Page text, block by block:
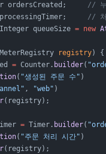
ordersCreated; //
processingTimer; // 처
queueSize = new
registry) {
= Counter. builder(
( "생성된 주문 수" )
, "web"
(registry);
= Timer. builder(
( "주문 처리 시간" )
(registry);